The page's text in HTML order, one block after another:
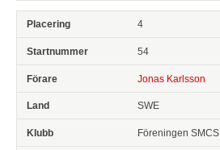
4
54
Jonas Karlsson
SWE
Föreningen SMCS